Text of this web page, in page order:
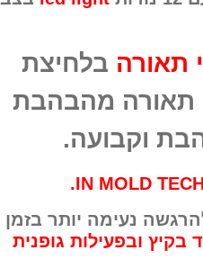
תאורה בלחיצת
תאורה מהבהבת
וקבועה.
IN MOLD
נעימה יותר בזמן
בקיץ ובפעילות גופנית